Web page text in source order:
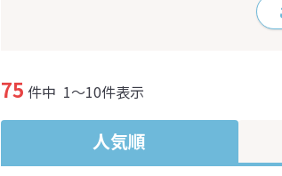
75 件中 1～10件表示
人気順